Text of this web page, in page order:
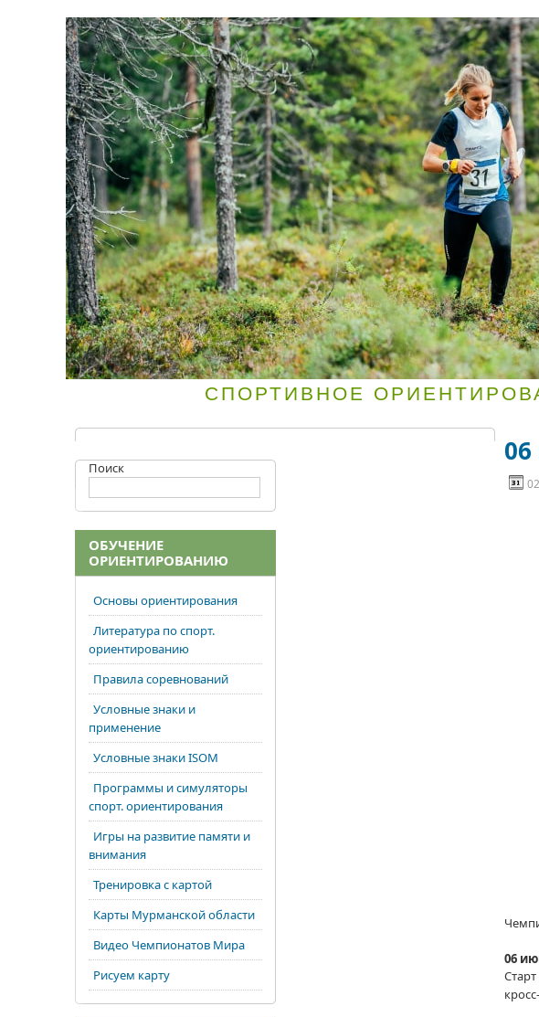
СПОРТИВНОЕ
06
Старт
Поиск
ОБУЧЕНИЕ
ОРИЕНТИРОВАНИЮ
Основы ориентирования
Литература по спорт.
ориентированию
Правила соревнований
Условные знаки и
применение
Условные знаки ISOM
Программы и симуляторы
спорт. ориентирования
Игры на развитие памяти и
внимания
Тренировка с картой
Карты Мурманской области
Видео Чемпионатов Мира
Рисуем карту